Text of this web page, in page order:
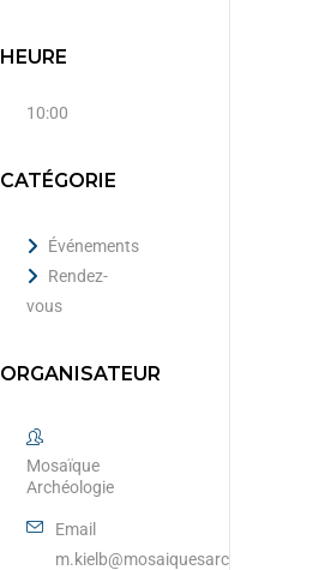
HEURE
10:00
CATÉGORIE
Événements
Rendez-
vous
ORGANISATEUR
Mosaïque
Archéologie
Email
m.kielb@mosaiquesarcheologie.com